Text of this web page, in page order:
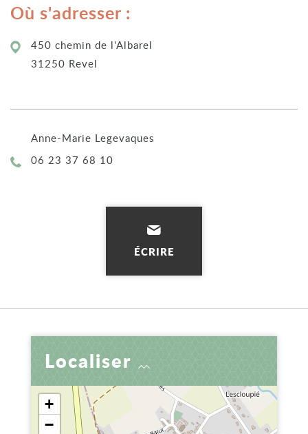
Où s'adresser :
450 chemin de l'Albarel
31250 Revel
Anne-Marie Legevaques
Téléphone :
06 23 37 68 10
ÉCRIRE
Localiser
+
−